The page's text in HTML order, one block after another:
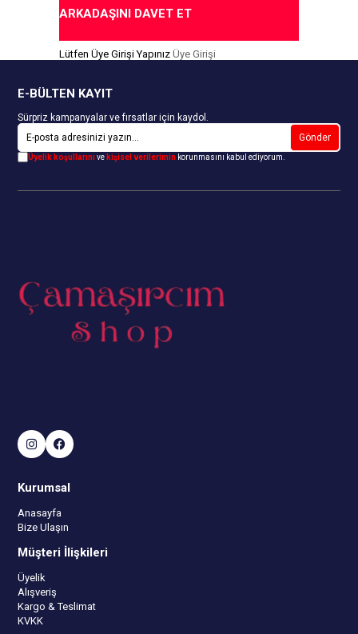
ARKADAŞINI DAVET ET
Lütfen Üye Girişi Yapınız Üye Girişi
E-BÜLTEN KAYIT
Sürpriz kampanyalar ve fırsatlar için kaydol.
Gönder
Üyelik koşullarınıve kişisel verilerimin korunmasını kabul ediyorum.
Kurumsal
Anasayfa
Bize Ulaşın
Müşteri İlişkileri
Üyelik
Alışveriş
Kargo & Teslimat
KVKK